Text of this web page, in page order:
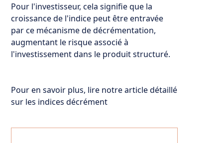
Pour l'investisseur, cela signifie que la
croissance de l'indice peut être entravée
par ce mécanisme de décrémentation,
augmentant le risque associé à
l'investissement dans le produit structuré.
Pour en savoir plus, lire notre article détaillé
sur les indices décrément